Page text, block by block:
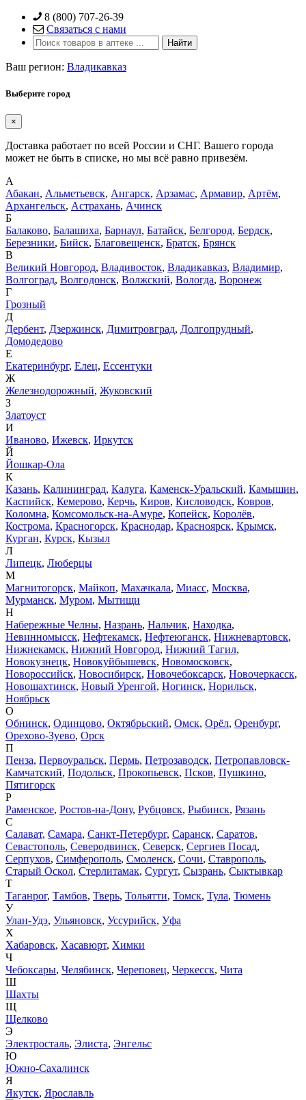
Skip
content
8 (800) 707-26-39
Связаться с нами
Ваш регион: Владикавказ
Выберите город
×
Доставка работает по всей России и СНГ. Вашего города
может не быть в списке, но мы всё равно привезём.
А
Абакан, Альметьевск, Ангарск, Арзамас, Армавир, Артём,
Архангельск, Астрахань, Ачинск
Б
Балаково, Балашиха, Барнаул, Батайск, Белгород, Бердск,
Березники, Бийск, Благовещенск, Братск, Брянск
В
Великий Новгород, Владивосток, Владикавказ, Владимир,
Волгоград, Волгодонск, Волжский, Вологда, Воронеж
Г
Грозный
Д
Дербент, Дзержинск, Димитровград, Долгопрудный,
Домодедово
Е
Екатеринбург, Елец, Ессентуки
Ж
Железнодорожный, Жуковский
З
Златоуст
И
Иваново, Ижевск, Иркутск
Й
Йошкар-Ола
К
Казань, Калининград, Калуга, Каменск-Уральский, Камышин,
Каспийск, Кемерово, Керчь, Киров, Кисловодск, Ковров,
Коломна, Комсомольск-на-Амуре, Копейск, Королёв,
Кострома, Красногорск, Краснодар, Красноярск, Крымск,
Курган, Курск, Кызыл
Л
Липецк, Люберцы
М
Магнитогорск, Майкоп, Махачкала, Миасс, Москва,
Мурманск, Муром, Мытищи
Н
Набережные Челны, Назрань, Нальчик, Находка,
Невинномысск, Нефтекамск, Нефтеюганск, Нижневартовск,
Нижнекамск, Нижний Новгород, Нижний Тагил,
Новокузнецк, Новокуйбышевск, Новомосковск,
Новороссийск, Новосибирск, Новочебоксарск, Новочеркасск,
Новошахтинск, Новый Уренгой, Ногинск, Норильск,
Ноябрьск
О
Обнинск, Одинцово, Октябрьский, Омск, Орёл, Оренбург,
Орехово-Зуево, Орск
П
Пенза, Первоуральск, Пермь, Петрозаводск, Петропавловск-
Камчатский, Подольск, Прокопьевск, Псков, Пушкино,
Пятигорск
Р
Раменское, Ростов-на-Дону, Рубцовск, Рыбинск, Рязань
С
Салават, Самара, Санкт-Петербург, Саранск, Саратов,
Севастополь, Северодвинск, Северск, Сергиев Посад,
Серпухов, Симферополь, Смоленск, Сочи, Ставрополь,
Старый Оскол, Стерлитамак, Сургут, Сызрань, Сыктывкар
Т
Таганрог, Тамбов, Тверь, Тольятти, Томск, Тула, Тюмень
У
Улан-Удэ, Ульяновск, Уссурийск, Уфа
Х
Хабаровск, Хасавюрт, Химки
Ч
Чебоксары, Челябинск, Череповец, Черкесск, Чита
Ш
Шахты
Щ
Щелково
Э
Электросталь, Элиста, Энгельс
Ю
Южно-Сахалинск
Я
Якутск, Ярославль